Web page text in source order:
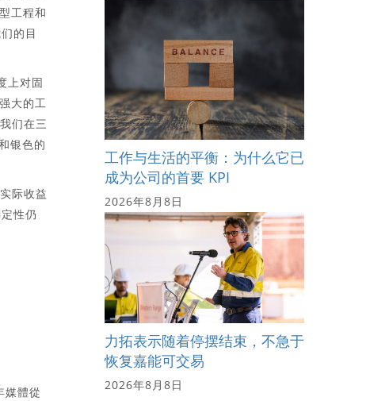
工程和
的目
上对固
大的工
们在三
银色的
际收益
性仍
媒體從
工作与生活的平衡：为什么它已
成为公司的首要 KPI
2026年8月8日
力拓表示随着停摆结束，不急于
恢复嘉能可交易
2026年8月8日